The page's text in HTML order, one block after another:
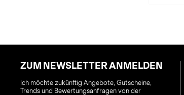
ZUM NEWSLETTER ANMELDEN
Ich möchte zukünftig Angebote, Gutscheine,
Trends und Bewertungsanfragen von der